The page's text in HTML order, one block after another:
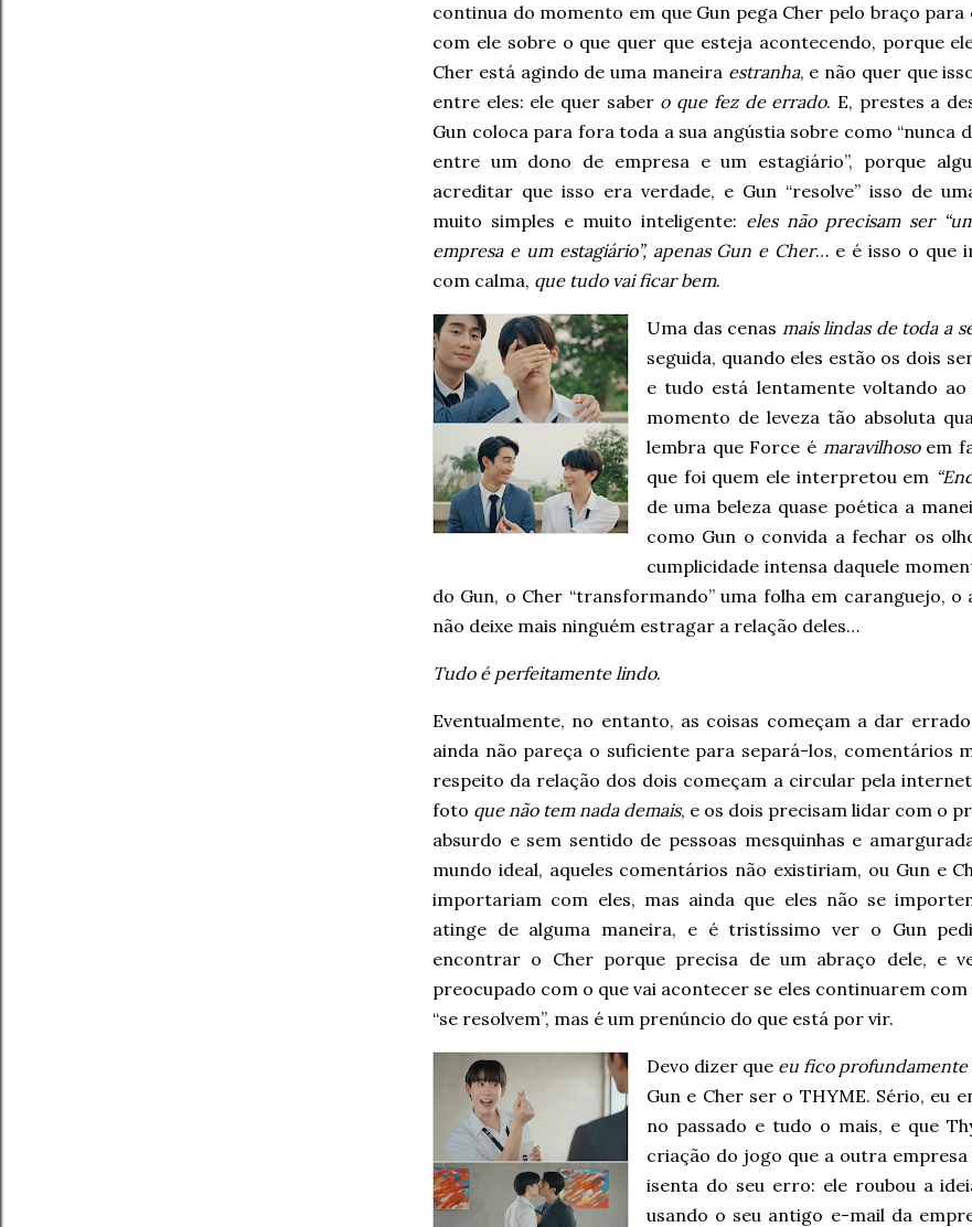
continua do momento em que Gun pega Cher pelo braço
com ele sobre o que quer que esteja acontecendo, porque
Cher está agindo de uma maneira estranha, e não quer que
entre eles: ele quer saber o que fez de errado. E, prestes a
Gun coloca para fora toda a sua angústia sobre como “nunca
entre um dono de empresa e um estagiário”, porque
acreditar que isso era verdade, e Gun “resolve” isso de
muito simples e muito inteligente: eles não precisam ser
empresa e um estagiário”, apenas Gun e Cher… e é isso o que
com calma, que tudo vai ficar bem.
Uma das cenas mais lindas de toda a
seguida, quando eles estão os dois
e tudo está lentamente voltando
momento de leveza tão absoluta
lembra que Force é maravilhosoem
que foi quem ele interpretou em
de uma beleza quase poética a
como Gun o convida a fechar os
cumplicidade intensa daquele
do Gun, o Cher “transformando” uma folha em caranguejo,
não deixe mais ninguém estragar a relação deles…
Tudo é perfeitamente lindo.
Eventualmente, no entanto, as coisas começam a dar
ainda não pareça o suficiente para separá-los, comentários
respeito da relação dos dois começam a circular pela
foto que não tem nada demais, e os dois precisam lidar com o
absurdo e sem sentido de pessoas mesquinhas e
mundo ideal, aqueles comentários não existiriam, ou Gun e
importariam com eles, mas ainda que eles não se
atinge de alguma maneira, e é tristíssimo ver o Gun
encontrar o Cher porque precisa de um abraço dele, e
preocupado com o que vai acontecer se eles continuarem
“se resolvem”, mas é um prenúncio do que está por vir.
Devo dizer que eu fico
Gun e Cher ser o THYME. Sério, eu
no passado e tudo o mais, e que
criação do jogo que a outra
isenta do seu erro: ele roubou a
usando o seu antigo e-mail da